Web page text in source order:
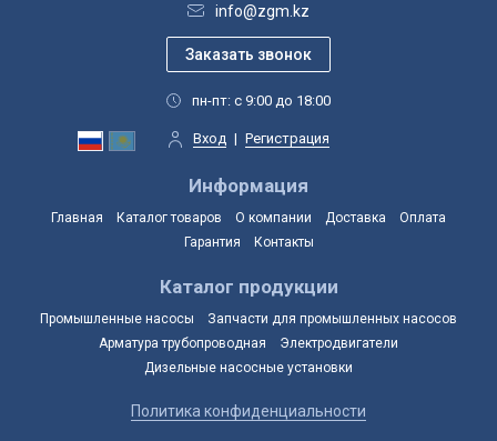
info@zgm.kz
пн-пт: с 9:00 до 18:00
Вход | Регистрация
Информация
Главная Каталог товаров О компании Доставка
Оплата
Гарантия
Контакты
Каталог продукции
Промышленные насосы
Запчасти для промышленных насосов
Арматура трубопроводная
Электродвигатели
Дизельные насосные установки
Политика конфиденциальности